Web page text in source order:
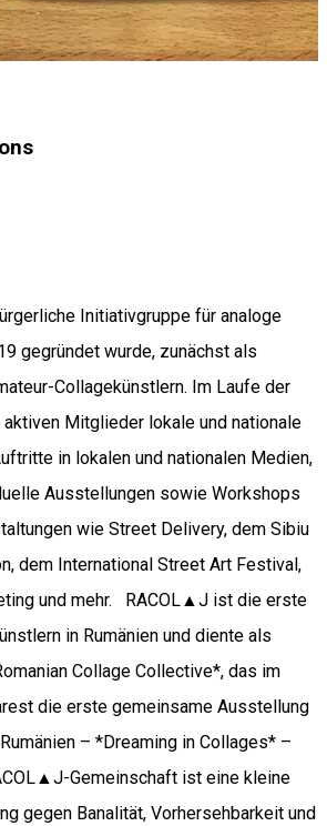
Initiativgruppe für analoge
gegründet wurde, zunächst als
Collagekünstlern. Im Laufe der
Mitglieder lokale und nationale
in lokalen und nationalen Medien,
Ausstellungen sowie Workshops
wie Street Delivery, dem Sibiu
dem International Street Art Festival,
und mehr. RACOL▲J ist die erste
in Rumänien und diente als
Collage Collective*, das im
die erste gemeinsame Ausstellung
– *Dreaming in Collages* –
Gemeinschaft ist eine kleine
gegen Banalität, Vorhersehbarkeit und